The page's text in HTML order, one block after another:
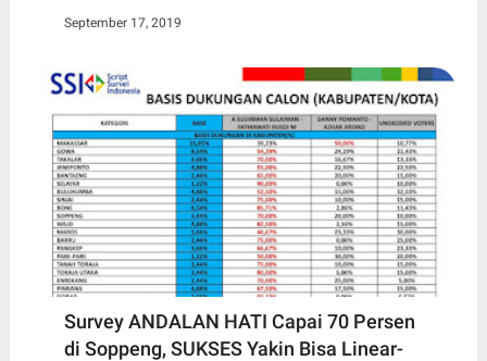
September 17, 2019
Survey ANDALAN HATI Capai 70 Persen
di Soppeng, SUKSES Yakin Bisa Linear-